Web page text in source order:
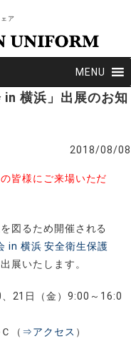
ア
MENU
in 横浜」出展のお知
2018/08/08
皆様にご来場いただ
図るため開催される
in 横浜 安全衛生保護
展いたします。
21日（金）9:00～16:0
（ ⇒アクセス ）